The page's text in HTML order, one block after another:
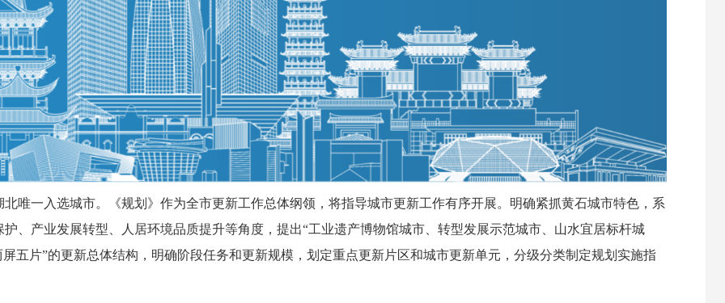
唯一入选城市。《规划》作为全市更新工作总体纲领，将指导城市更新工作有序开展。明确紧抓黄石城市特色，系
、产业发展转型、人居环境品质提升等角度，提出“工业遗产博物馆城市、转型发展示范城市、山水宜居标杆城
五片”的更新总体结构，明确阶段任务和更新规模，划定重点更新片区和城市更新单元，分级分类制定规划实施指